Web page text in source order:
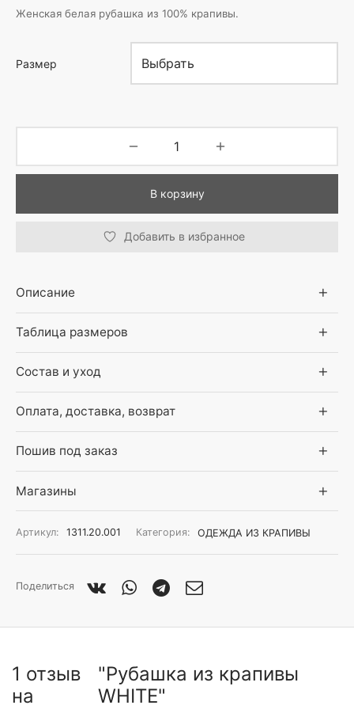
Женская белая рубашка из 100% крапивы.
Размер
В корзину
Добавить в избранное
Описание
Таблица размеров
Состав и уход
Оплата, доставка, возврат
Пошив под заказ
Магазины
Артикул: 1311.20.001 Категория: ОДЕЖДА ИЗ КРАПИВЫ
Поделиться
1 отзыв
на
Рубашка из крапивы
WHITE